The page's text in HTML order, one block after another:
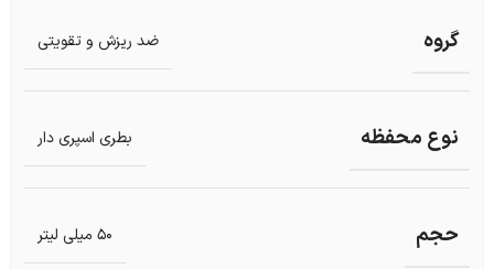
گروه ضد ریزش و تقویتی
نوع محفظه بطری اسپری دار
حجم 50 میلی لیتر